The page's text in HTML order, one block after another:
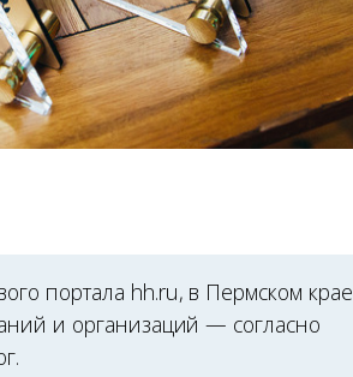
портала hh.ru, в Пермском крае
и организаций — согласно